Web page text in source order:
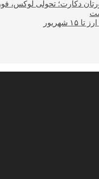
دکارت؛ تحولی لوکس،